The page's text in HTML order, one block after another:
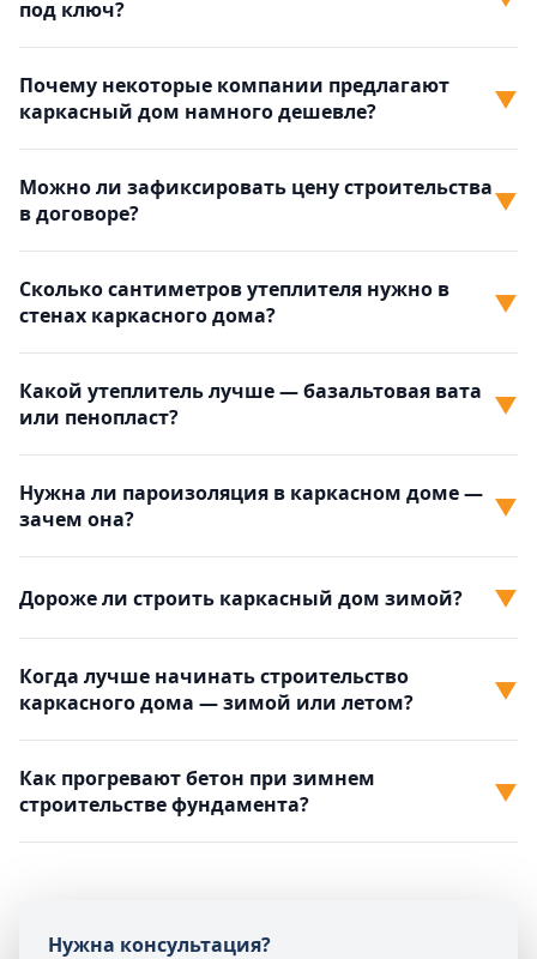
под ключ?
Почему некоторые компании предлагают
каркасный дом намного дешевле?
▼
Можно ли зафиксировать цену строительства
в договоре?
▼
Сколько сантиметров утеплителя нужно в
стенах каркасного дома?
▼
Какой утеплитель лучше — базальтовая вата
или пенопласт?
▼
Нужна ли пароизоляция в каркасном доме —
зачем она?
▼
Дороже ли строить каркасный дом зимой? ▼
Когда лучше начинать строительство
каркасного дома — зимой или летом?
▼
Как прогревают бетон при зимнем
строительстве фундамента?
▼
Нужна консультация?